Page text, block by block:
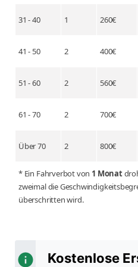
31 - 40 1 260€
41 - 50 2 400€
51 - 60 2 560€
61 - 70 2 700€
Über 70 2 800€
* Ein Fahrverbot von 1 Monat
zweimal die
überschritten wird.
Kostenlose